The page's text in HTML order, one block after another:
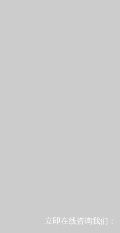
立即在线咨询我们：